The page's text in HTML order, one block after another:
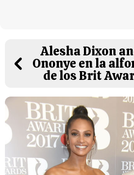
Alesha Dixon
Ononye en la
de los Brit